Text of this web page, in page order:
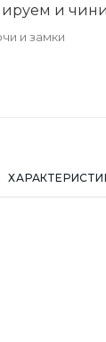
и
и замки